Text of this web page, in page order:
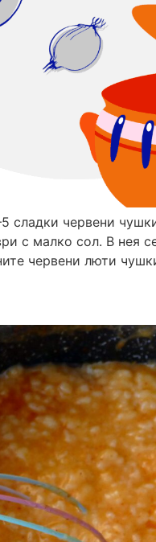
сладки червени
с малко сол. В нея
червени люти